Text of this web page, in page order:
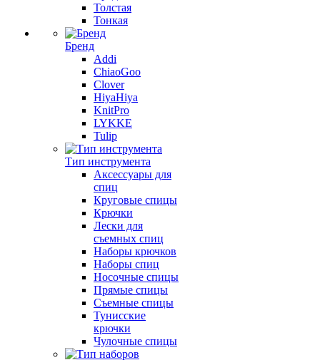
Толстая
Тонкая
Бренд
Addi
ChiaoGoo
Clover
HiyaHiya
KnitPro
LYKKE
Tulip
Тип инструмента
Аксессуары для
спиц
Круговые спицы
Крючки
Лески для
съемных спиц
Наборы крючков
Наборы спиц
Носочные спицы
Прямые спицы
Съемные спицы
Тунисские
крючки
Чулочные спицы